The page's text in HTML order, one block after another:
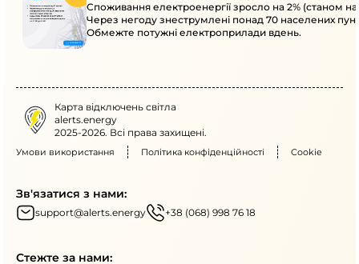
Споживання електроенергії зросло на 2% (станом на
Через негоду знеструмлені понад 70 населених
Обмежте потужні електроприлади вдень.
Карта відключень світла
alerts.energy
2025-2026. Всі права захищені.
Умови використання Політика конфіденційності Cookie
Зв'язатися з нами:
support@alerts.energy +38 (068) 998 76 18
Стежте за нами: